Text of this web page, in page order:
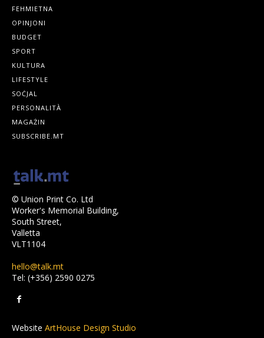
FEHMIETNA
OPINJONI
BUDGET
SPORT
KULTURA
LIFESTYLE
SOĊJAL
PERSONALITÀ
MAGAŻIN
SUBSCRIBE.MT
© Union Print Co. Ltd
Worker's Memorial Building,
South Street,
Valletta
VLT1104
hello@talk.mt
Tel: (+356) 2590 0275
Website ArtHouse Design Studio